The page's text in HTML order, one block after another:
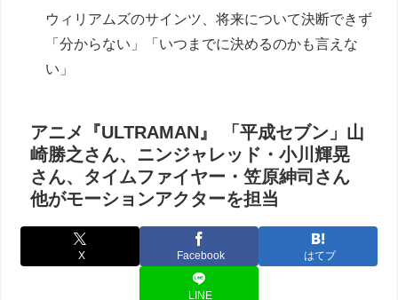
ウィリアムズのサインツ、将来について決断できず
「分からない」「いつまでに決めるのかも言えな
い」
アニメ『ULTRAMAN』 「平成セブン」山
崎勝之さん、ニンジャレッド・小川輝晃
さん、タイムファイヤー・笠原紳司さん
他がモーションアクターを担当
X Facebook はてブ
LINE